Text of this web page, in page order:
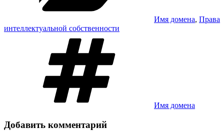
Имя домена, Права
интеллектуальной собственности
Имя домена
Добавить комментарий